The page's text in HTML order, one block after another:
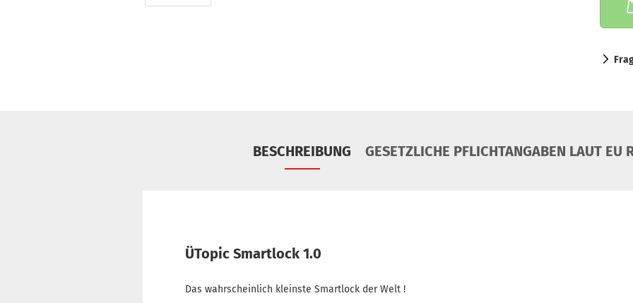
BESCHREIBUNG GESETZLICHE PFLICHTANGABEN LAUT EU
ÜTopic Smartlock 1.0
Das wahrscheinlich kleinste Smartlock der Welt !